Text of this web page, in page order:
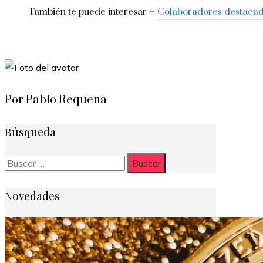
También te puede interesar – Colaboradores
Por Pablo Requena
Búsqueda
Buscar:
Novedades